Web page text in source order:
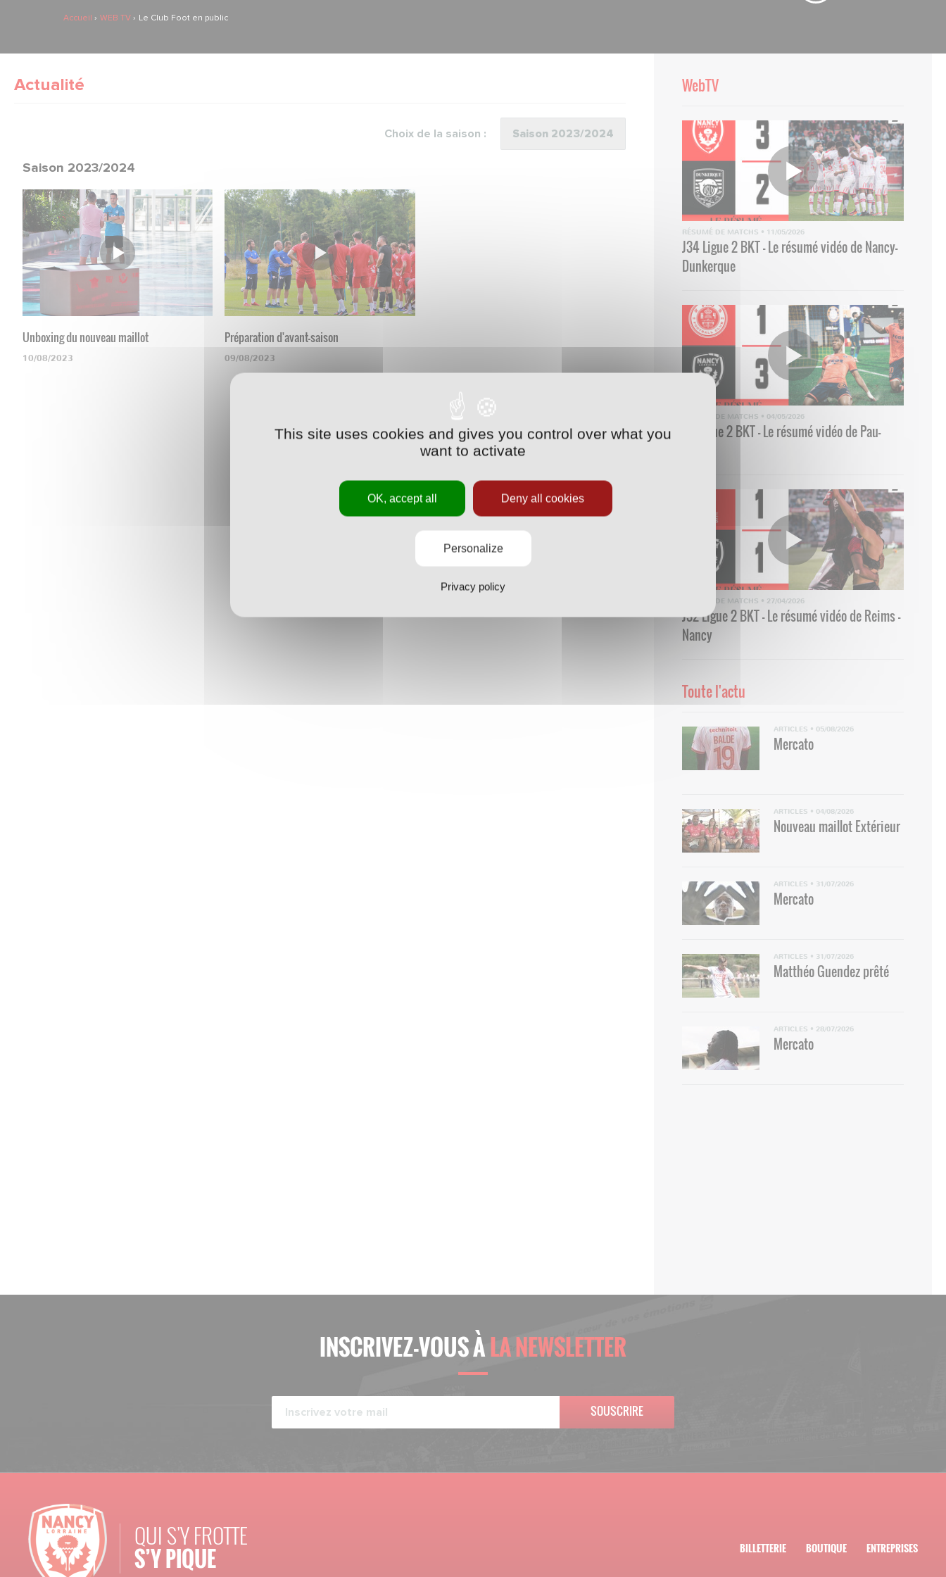
Accueil WEB TV Le Club Foot en public
Actualité
Choix de la saison :
Saison 2023/2024
Unboxing du nouveau maillot
10/08/2023
Préparation d'avant-saison
09/08/2023
WebTV
RÉSUMÉ DE MATCHS • 11/05/2026
J34 Ligue 2 BKT - Le résumé vidéo de Nancy-
Dunkerque
RÉSUMÉ DE MATCHS • 04/05/2026
33 Ligue 2 BKT - Le résumé vidéo de Pau-
RÉSUMÉ DE MATCHS • 27/04/2026
J32 Ligue 2 BKT - Le résumé vidéo de Reims -
Nancy
Toute l'actu
ARTICLES • 05/08/2026
Mercato
ARTICLES • 04/08/2026
Nouveau maillot Extérieur
ARTICLES • 31/07/2026
Mercato
ARTICLES • 31/07/2026
Matthéo Guendez prêté
ARTICLES • 28/07/2026
Mercato
INSCRIVEZ-VOUS ÀLA NEWSLETTER
SOUSCRIRE
QUI S'Y FROTTE
S’Y PIQUE BILLETTERIE BOUTIQUE ENTREPRISES
This site uses cookies and gives you control over what you
want to activate
OK, accept all Deny all cookies
Personalize
Privacy policy